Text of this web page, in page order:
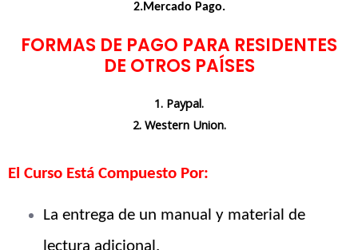
2.Mercado Pago.
FORMAS DE PAGO PARA RESIDENTES
DE OTROS PAÍSES
1. Paypal.
2. Western Union.
El Curso Está Compuesto Por:
La entrega de un manual y material de
lectura adicional.